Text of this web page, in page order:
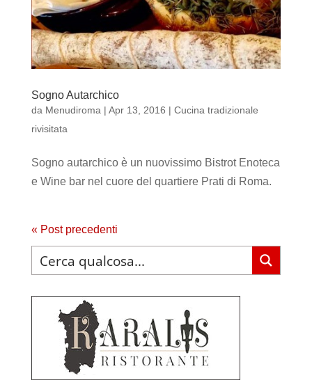
Sogno Autarchico
da Menudiroma | Apr 13, 2016 | Cucina tradizionale
rivisitata
Sogno autarchico è un nuovissimo Bistrot Enoteca
e Wine bar nel cuore del quartiere Prati di Roma.
« Post precedenti